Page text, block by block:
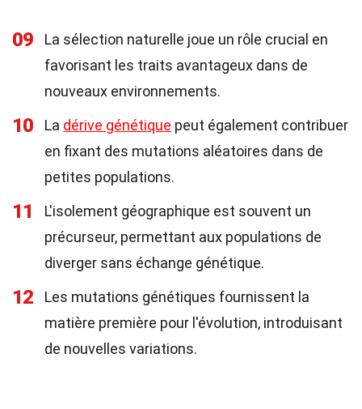
09
La sélection naturelle joue un rôle crucial en
favorisant les traits avantageux dans de
nouveaux environnements.
10 La dérive génétique peut également contribuer
en fixant des mutations aléatoires dans de
petites populations.
11
L'isolement géographique est souvent un
précurseur, permettant aux populations de
diverger sans échange génétique.
12
Les mutations génétiques fournissent la
matière première pour l'évolution, introduisant
de nouvelles variations.